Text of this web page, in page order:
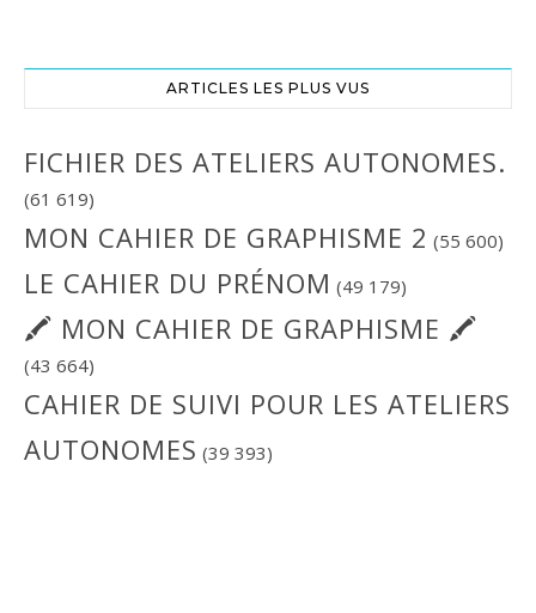
ARTICLES LES PLUS VUS
FICHIER DES ATELIERS AUTONOMES.
(61 619)
MON CAHIER DE GRAPHISME 2 (55 600)
LE CAHIER DU PRÉNOM (49 179)
🖍 MON CAHIER DE GRAPHISME 🖍
(43 664)
CAHIER DE SUIVI POUR LES ATELIERS
AUTONOMES (39 393)